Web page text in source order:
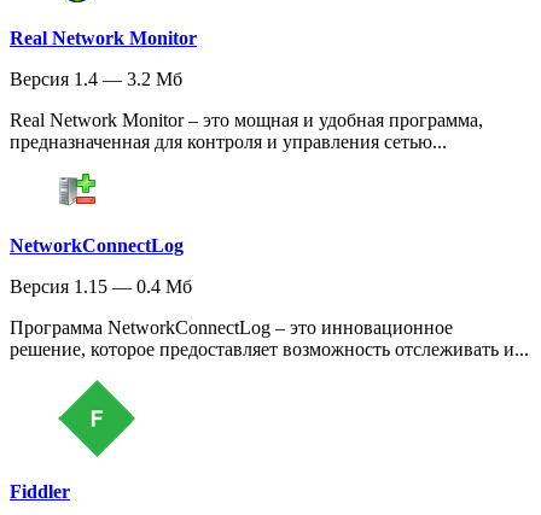
Real Network Monitor
Версия 1.4 — 3.2 Мб
Real Network Monitor – это мощная и удобная программа,
предназначенная для контроля и управления сетью...
NetworkConnectLog
Версия 1.15 — 0.4 Мб
Программа NetworkConnectLog – это инновационное
решение, которое предоставляет возможность отслеживать и...
Fiddler